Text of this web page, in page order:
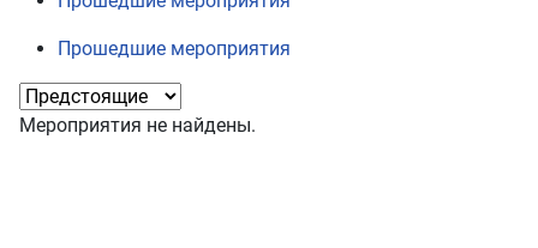
Прошедшие мероприятия
Мероприятия не найдены.